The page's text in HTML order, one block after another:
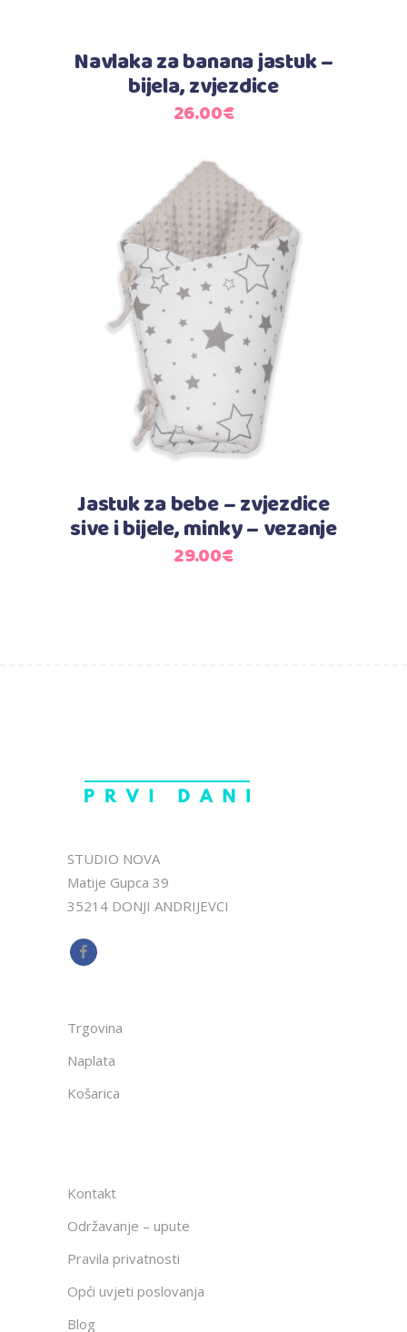
Navlaka za banana jastuk –
bijela, zvjezdice
26.00€
Dodaj u košaricu
Jastuk za bebe – zvjezdice
sive i bijele, minky – vezanje
29.00€
STUDIO NOVA
Matije Gupca 39
35214 DONJI ANDRIJEVCI
Trgovina
Naplata
Košarica
Kontakt
Održavanje – upute
Pravila privatnosti
Opći uvjeti poslovanja
Blog